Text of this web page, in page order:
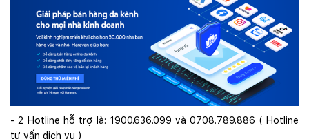
- 2 Hotline hỗ trợ là: 1900.636.099 và 0708.789.886 ( Hotline
tư vấn dịch vụ )